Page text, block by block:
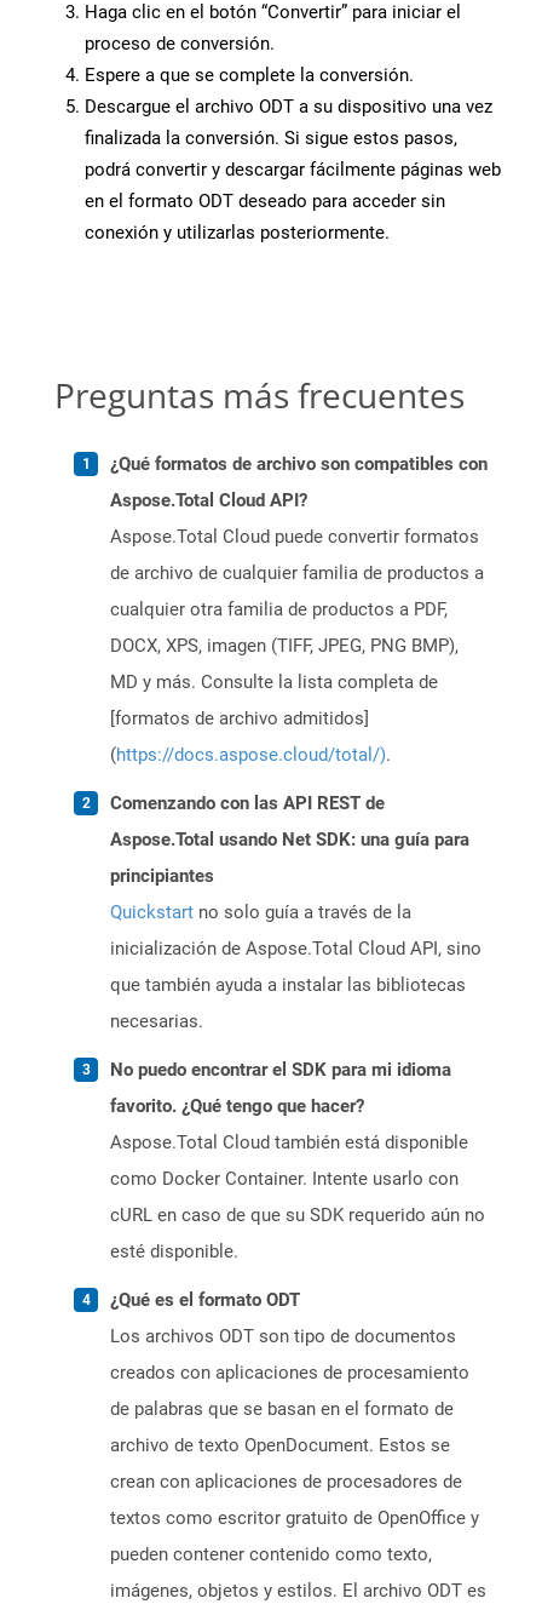
Haga clic en el botón “Convertir” para iniciar el
proceso de conversión.
Espere a que se complete la conversión.
Descargue el archivo ODT a su dispositivo una vez
finalizada la conversión. Si sigue estos pasos,
podrá convertir y descargar fácilmente páginas web
en el formato ODT deseado para acceder sin
conexión y utilizarlas posteriormente.
Preguntas más frecuentes
¿Qué formatos de archivo son compatibles con
Aspose.Total Cloud API?
Aspose.Total Cloud puede convertir formatos
de archivo de cualquier familia de productos a
cualquier otra familia de productos a PDF,
DOCX, XPS, imagen (TIFF, JPEG, PNG BMP),
MD y más. Consulte la lista completa de
[formatos de archivo admitidos]
(https://docs.aspose.cloud/total/).
Comenzando con las API REST de
Aspose.Total usando Net SDK: una guía para
principiantes
Quickstart no solo guía a través de la
inicialización de Aspose.Total Cloud API, sino
que también ayuda a instalar las bibliotecas
necesarias.
No puedo encontrar el SDK para mi idioma
favorito. ¿Qué tengo que hacer?
Aspose.Total Cloud también está disponible
como Docker Container. Intente usarlo con
cURL en caso de que su SDK requerido aún no
esté disponible.
¿Qué es el formato ODT
Los archivos ODT son tipo de documentos
creados con aplicaciones de procesamiento
de palabras que se basan en el formato de
archivo de texto OpenDocument. Estos se
crean con aplicaciones de procesadores de
textos como escritor gratuito de OpenOffice y
pueden contener contenido como texto,
imágenes, objetos y estilos. El archivo ODT es